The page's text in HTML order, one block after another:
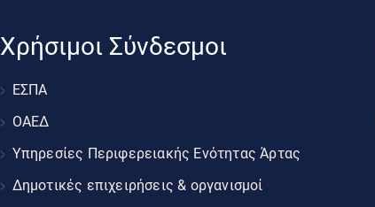
Χρήσιμοι Σύνδεσμοι
ΕΣΠΑ
ΟΑΕΔ
Υπηρεσίες Περιφερειακής Ενότητας Άρτας
Δημοτικές επιχειρήσεις & οργανισμοί